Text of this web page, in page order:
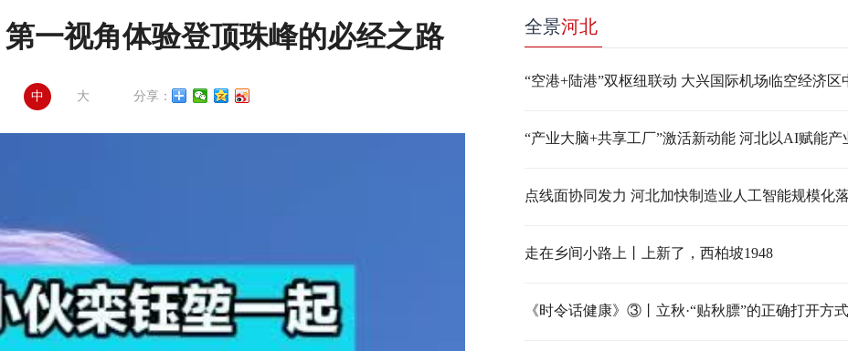
一视角体验登顶珠峰的必经之路
中 大 分享：
全景河北
点线面协同发力 河北加快制造业人工智能规模化
走在乡间小路上丨上新了，西柏坡1948
《时令话健康》③丨立秋·“贴秋膘”的正确打开方式